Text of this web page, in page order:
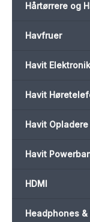
Hårtørrere og
Havfruer
Havit
Havit
Havit
Havit
HDMI
Headphones